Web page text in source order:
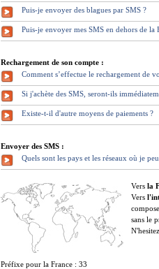
Puis-je envoyer des blagues par SMS ?
Puis-je envoyer mes SMS en dehors de la
Rechargement de son compte :
Comment s’effectue le rechargement de
Si j'achète des SMS, seront-ils
Existe-t-il d'autre moyens de paiements ?
Envoyer des SMS :
Quels sont les pays et les réseaux où je
Vers la
Vers
sans le
Préfixe pour la France : 33